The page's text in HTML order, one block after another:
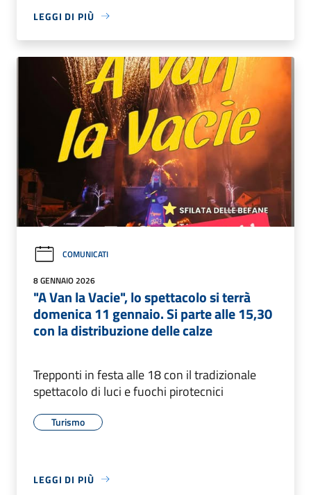
LEGGI DI PIÙ
COMUNICATI
8 GENNAIO 2026
"A Van la Vacie", lo spettacolo si terrà
domenica 11 gennaio. Si parte alle 15,30
con la distribuzione delle calze
Trepponti in festa alle 18 con il tradizionale
spettacolo di luci e fuochi pirotecnici
Turismo
LEGGI DI PIÙ